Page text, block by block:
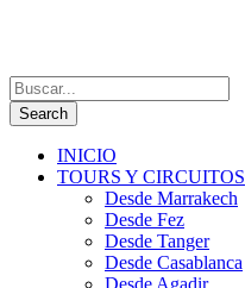
INICIO
TOURS Y CIRCUITOS
Desde Marrakech
Desde Fez
Desde Tanger
Desde Casablanca
Desde Agadir